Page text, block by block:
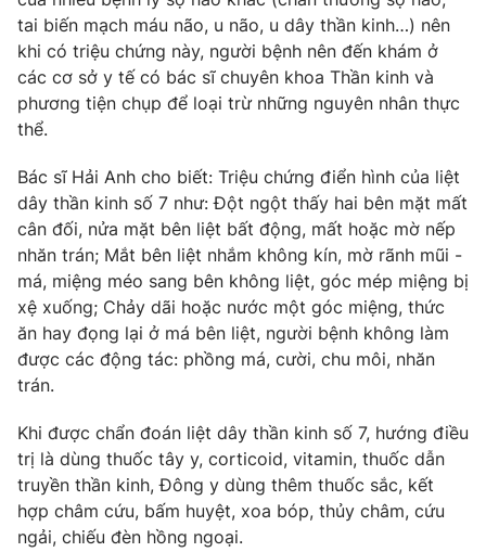
VTV Money VTV Thể thao
VTV Sức khoẻ Bất động sản
Thị trường 24h
VTV4 Vươn mình bằng AI
VTV9 VTV8
Liên hệ tòa soạn English
THỜI BÁO VTV
Theo dõi báo trên
tai biến mạch máu não, u não, u dây thần kinh…) nên
khi có triệu chứng này, người bệnh nên đến khám ở
các cơ sở y tế có bác sĩ chuyên khoa Thần kinh và
phương tiện chụp để loại trừ những nguyên nhân thực
thể.
Bác sĩ Hải Anh cho biết: Triệu chứng điển hình của liệt
dây thần kinh số 7 như: Đột ngột thấy hai bên mặt mất
cân đối, nửa mặt bên liệt bất động, mất hoặc mờ nếp
nhăn trán; Mắt bên liệt nhắm không kín, mờ rãnh mũi -
má, miệng méo sang bên không liệt, góc mép miệng bị
xệ xuống; Chảy dãi hoặc nước một góc miệng, thức
ăn hay đọng lại ở má bên liệt, người bệnh không làm
được các động tác: phồng má, cười, chu môi, nhăn
trán.
Khi được chẩn đoán liệt dây thần kinh số 7, hướng điều
trị là dùng thuốc tây y, corticoid, vitamin, thuốc dẫn
truyền thần kinh, Đông y dùng thêm thuốc sắc, kết
hợp châm cứu, bấm huyệt, xoa bóp, thủy châm, cứu
ngải, chiếu đèn hồng ngoại.